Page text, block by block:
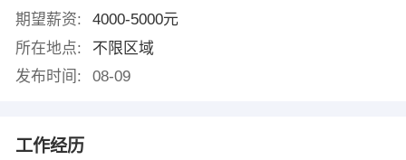
期望薪资:
4000-5000元
所在地点:
不限区域
发布时间:
08-09
工作经历